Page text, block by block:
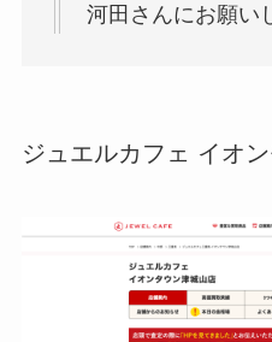
河田さんにお願い
ジュエルカフェ イオ